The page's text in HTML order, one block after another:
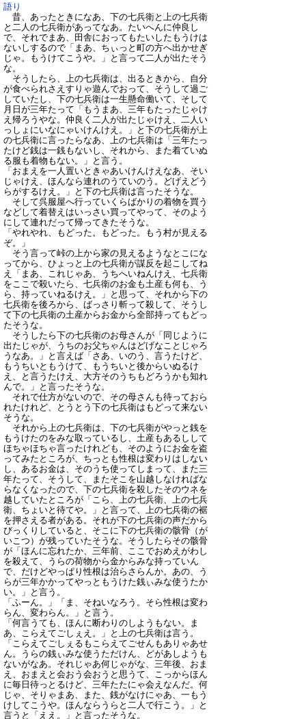
語り
昔、あったときになあ、下の七兵衛と上の七兵衛
と二人の七兵衛があってなあ。たいへんに仲良し
で、それでまあ、田舎におってもたいしたもうけは
ないしするので「まあ、ちぃっと町の方へ出かせぎ
じゃ。もうけてこうや。」と言って二人が出たそう
な。
そうしたら、上の七兵衛は、出るときから、自分
が食べられさえすりゃ遊んでおって、そうして過ご
していたし、下の七兵衛は一生懸命働いて、そして
月日が三年たって「もうまあ、三年もたったじゃけ
え帰ろうやな。仲良く二人が出たじゃけえ、二人い
っしょにいなにゃいけんけえ。」と下の七兵衛が上
の七兵衛に言ったらなあ、上の七兵衛は「三年たっ
たけど銭は一銭もないし、それから、また着ていぬ
る服も着物もない。」と言う。
「おまえを一人置いときゃあいけんけえなあ、そい
じゃけえ、ほんなら連れのうていのう。どげえどう
らがするけえ。」と下の七兵衛は言ったそうな。
そして呉服屋へ行っていくらばかりの着物を買う
などして着替えはいっさい買ってやって、そのよう
にして連れだって帰ってきたそうな。
「やれやれ、もどった。もどった。もう村が見える
ぞ。」
そう言って峠の上から家の見えるようなとこにな
ってから、ひょっと上の七兵衛が謀反を起こしてね
え「まあ、これじゃあ、うちへいねんけえ、七兵衛
をここで殺いたら、七兵衛のお金も土産も何も、う
ら、持っていねるけえ。」と思って、それから下の
七兵衛を後ろから、ばっさり斬って殺して、そうし
て下の七兵衛の土産からお金から全部持ってもどっ
たそうな。
そうしたら下の七兵衛のお母さんが「同じように
出たじゃが、うちのお父ちゃんはどげなことじゃろ
うなあ。」と言えば「さあ、いのう、言うたけど、
もうちいともうけて、もうちいと後からいぬるけ
え、と言うたけえ、大方そのうちもどろうかも知れ
んで。」と言ったそうな。
それで仕方がないので、その母さんも待っておら
れたけれど、とうとう下の七兵衛はもどって来ない
そうな。
それから上の七兵衛は、下の七兵衛がやっと銭を
もうけたのをみな取っているし、土産もあるしして
ほちゃほちゃ言ったけれども、そのようにお金を盗
ってみたところが、ちっとも性根は変わりはしない
し、あるお金は、そのうち使ってしまって、また三
年たって、そうして、またそこを山越しなければな
らなくなったので、下の七兵衛を殺したそのウネを
越していたところが「こら、上の七兵衛、上の七兵
衛、ちょいと待てや。」と言って、上の七兵衛の裾
を押さえる者がある。それが下の七兵衛の声だから
びっくりしていると、そこに下の七兵衛の骸骨（が
いこつ）が残っていたそうな。そうしたらその骸骨
が「ほんに忘れたか、三年前、ここでおめえがわし
を殺えて、うらの荷物から金からみな持っていん
で、だけどやっぱり性根は治らさらんか。あの、う
らが三年かかってやっともうけた銭ぃみな使うたか
い。」と言う。
「ふーん。」「ま、そねいなろう。そら性根は変わ
らん、変わらん。」と言う。
「何言うても、ほんに断わりのしようもない。ま
あ、こらえてごしぇえ。」と上の七兵衛は言う。
「こらえてごしぇるもこらえてごせんもありゃあせ
ん。うらの銭ぃみな使うただけん、どがあしようも
ないがなあ。それじゃあ何じゃがな、三年後、おま
え、おまえと会おう会おうと思うて、こっからほん
に毎日待っとるけど、三年たたにゃ会えなんだ。何
じゃ、そりゃまあ、また、銭がなけにゃあ、一もう
けしてこうや。ほんならうらと二人で行こう。」と
言うと「ええ。」と言ったそうな。